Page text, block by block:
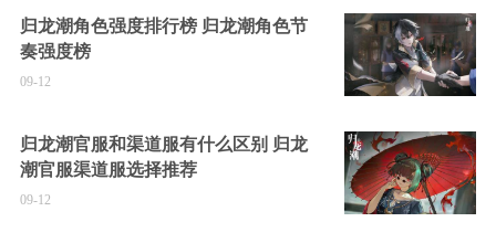
归龙潮角色强度排行榜 归龙潮角色节
奏强度榜
09-12
归龙潮官服和渠道服有什么区别 归龙
潮官服渠道服选择推荐
09-12